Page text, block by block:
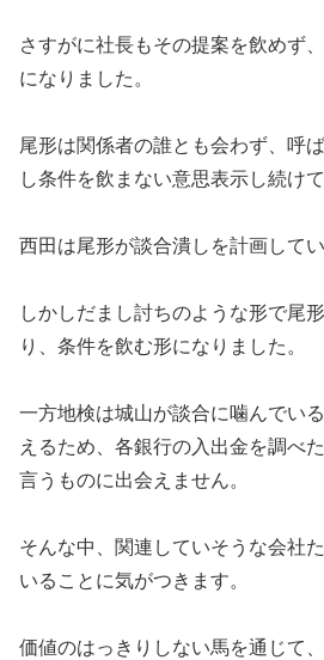
さすがに社長もその提案を飲めず
になりました。
尾形は関係者の誰とも会わず、呼
し条件を飲まない意思表示し続けて
西田は尾形が談合潰しを計画して
しかしだまし討ちのような形で尾
り、条件を飲む形になりました。
一方地検は城山が談合に噛んでい
えるため、各銀行の入出金を調べ
言うものに出会えません。
そんな中、関連していそうな会社
いることに気がつきます。
価値のはっきりしない馬を通じて